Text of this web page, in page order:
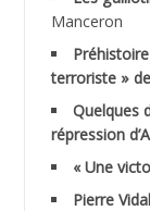
ADDAD
ADDALA
ADDANE
Manceron
terroriste »
Quelques
répression
« Une
Pierre